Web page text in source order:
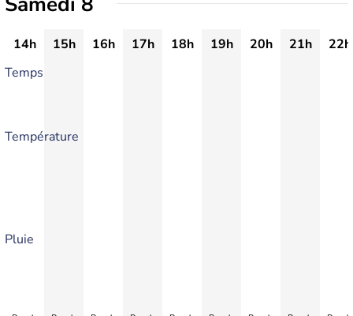
14h 15h 16h 17h 18h 19h 20h 21h
22h
Temps
Température
Pluie